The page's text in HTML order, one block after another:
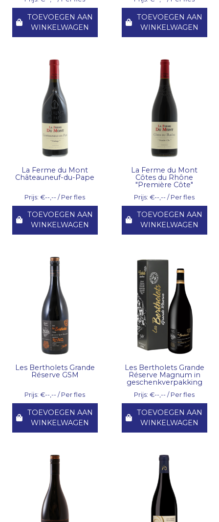
TOEVOEGEN AAN
WINKELWAGEN
TOEVOEGEN AAN
WINKELWAGEN
La Ferme du Mont
Châteauneuf-du-Pape
Prijs: €--,-- / Per fles
TOEVOEGEN AAN
WINKELWAGEN
La Ferme du Mont
Côtes du Rhône
"Première Côte"
Prijs: €--,-- / Per fles
TOEVOEGEN AAN
WINKELWAGEN
Les Bertholets Grande
Réserve GSM
Prijs: €--,-- / Per fles
TOEVOEGEN AAN
WINKELWAGEN
Les Bertholets Grande
Réserve Magnum in
geschenkverpakking
Prijs: €--,-- / Per fles
TOEVOEGEN AAN
WINKELWAGEN